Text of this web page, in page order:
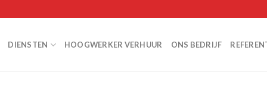
DIENSTEN HOOGWERKER VERHUUR ONS BEDRIJF